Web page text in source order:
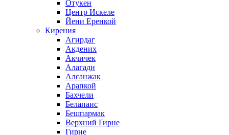
Отукен
Центр Искеле
Йени Еренкой
Кирения
Агирдаг
Акдених
Акчичек
Алагади
Алсанжак
Арапкой
Бахчели
Белапаис
Бешпармак
Верхний Гирне
Гирне